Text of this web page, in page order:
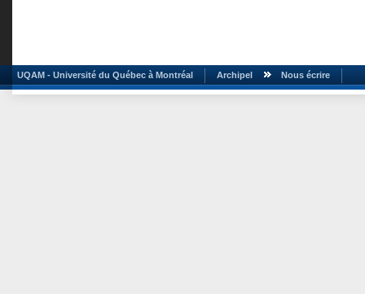
UQAM - Université du Québec à Montréal Archipel Nous écrire